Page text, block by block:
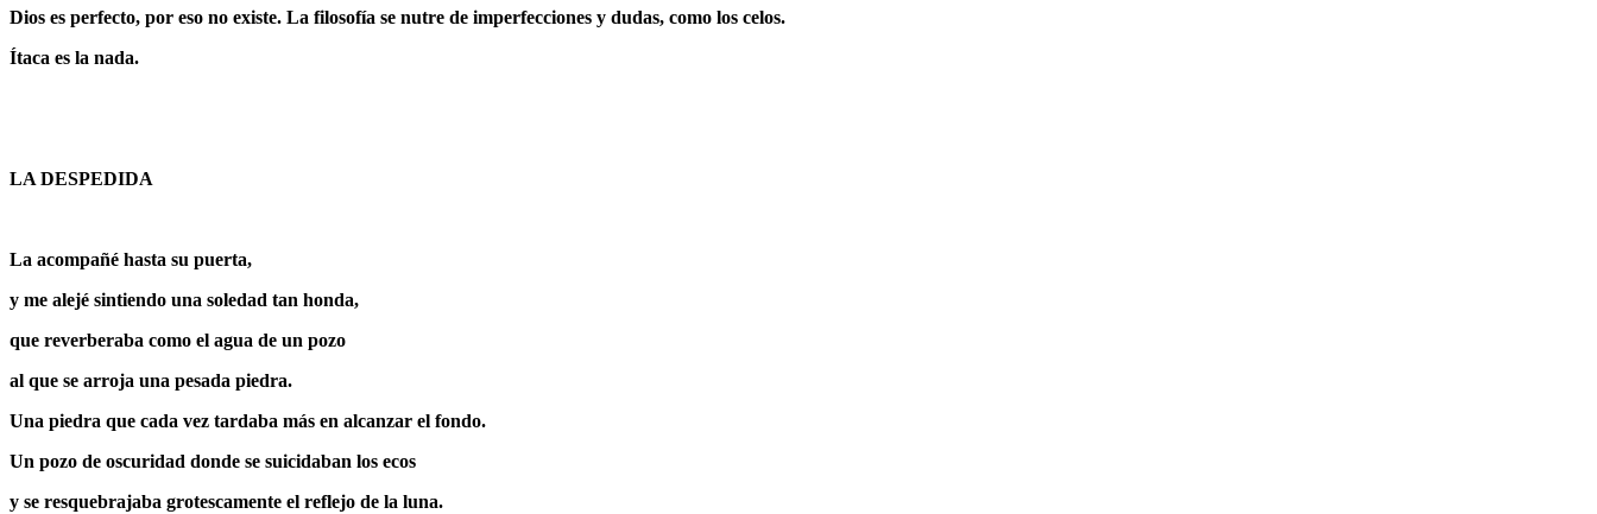
Dios es perfecto, por eso no existe. La filosofía se nutre de imperfecciones y dudas, como los celos.
Ítaca es la nada.
LA DESPEDIDA
La acompañé hasta su puerta,
y me alejé sintiendo una soledad tan honda,
que reverberaba como el agua de un pozo
al que se arroja una pesada piedra.
Una piedra que cada vez tardaba más en alcanzar el fondo.
Un pozo de oscuridad donde se suicidaban los ecos
y se resquebrajaba grotescamente el reflejo de la luna.